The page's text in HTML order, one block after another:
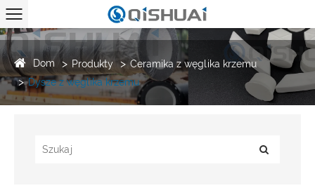
Dom Produkty
Ceramika z węglika krzemu
Dysze z węglika krzemu